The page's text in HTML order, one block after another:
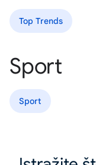
Top Trends
Sport
Sport